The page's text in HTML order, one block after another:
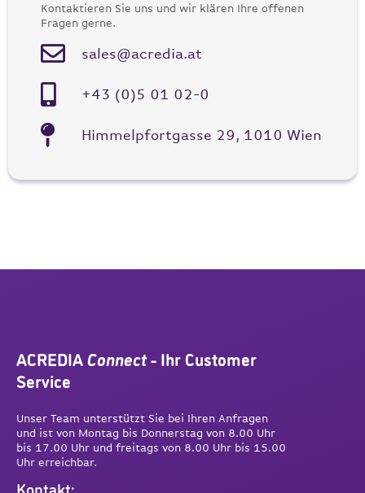
Kontaktieren Sie uns und wir klären Ihre offenen
Fragen gerne.
sales@acredia.at
+43 (0)5 01 02-0
Himmelpfortgasse 29, 1010 Wien
ACREDIA Connect- Ihr Customer
Service
Unser Team unterstützt Sie bei Ihren Anfragen
und ist von Montag bis Donnerstag von 8.00 Uhr
bis 17.00 Uhr und freitags von 8.00 Uhr bis 15.00
Uhr erreichbar.